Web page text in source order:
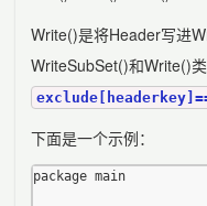
Write()是将Header写进
WriteSubSet()和Write()
下面是一个示例：
package main